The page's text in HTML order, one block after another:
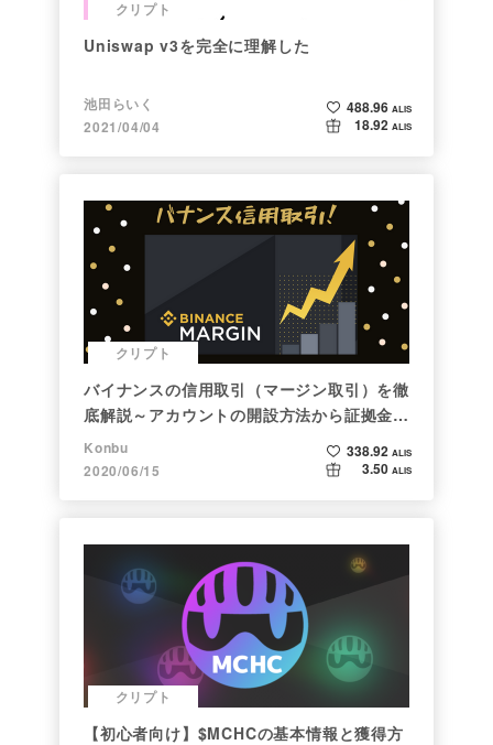
クリプト
Uniswap v3を完全に理解した
池田らいく
2021/04/04
488.96 ALIS
18.92 ALIS
クリプト
バイナンスの信用取引（マージン取引）を徹
底解説～アカウントの開設方法から証拠金計
算例まで～
Konbu
2020/06/15
338.92 ALIS
3.50 ALIS
クリプト
【初心者向け】$MCHCの基本情報と獲得方